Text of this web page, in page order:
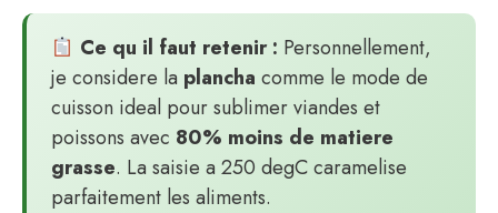
Ce qu il faut retenir : Personnellement,
je considere la plancha comme le mode de
cuisson ideal pour sublimer viandes et
poissons avec 80% moins de matiere
grasse. La saisie a 250 degC caramelise
parfaitement les aliments.